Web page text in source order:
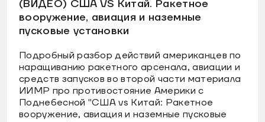
(ВИДЕО) США VS Китай. Ракетное
вооружение, авиация и наземные
пусковые установки
Подробный разбор действий американцев по
наращиванию ракетного арсенала, авиации и
средств запусков во второй части материала
ИИМР про противостояние Америки с
Поднебесной "США vs Китай: Ракетное
вооружение, авиация и наземные пусковые